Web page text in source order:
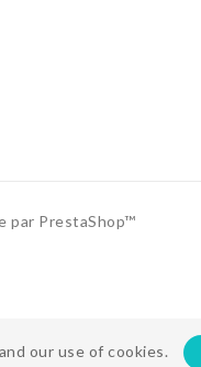
par PrestaShop™
our use of cookies.